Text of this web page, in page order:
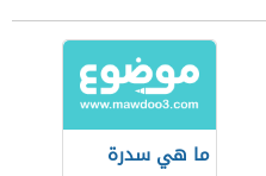
ما هي سدرة